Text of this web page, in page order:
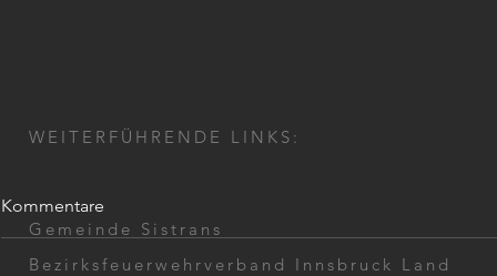
Kommentare
WEITERFÜHRENDE LINKS:
Gemeinde Sistrans
Bezirksfeuerwehrverband Innsbruck Land